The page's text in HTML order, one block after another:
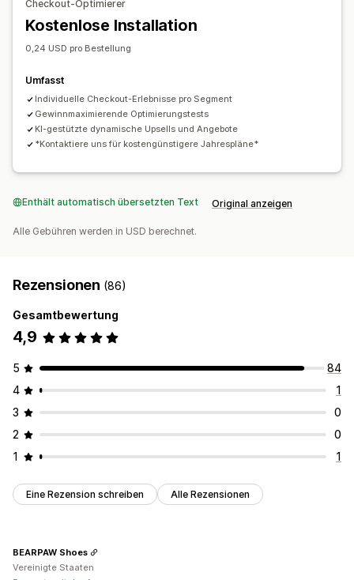
Analyse-Dashboard
Benchmarking
Benutzerdefinierte Berichte Datenexport
Historische Analyse
Berichtsplanung Benachrichtigungen
DSGVO-Compliance
Checkout-Optimierer
Kostenlose Installation
0,24 USD pro Bestellung
Umfasst
Individuelle Checkout-Erlebnisse pro Segment
Gewinnmaximierende Optimierungstests
KI-gestützte dynamische Upsells und Angebote
*Kontaktiere uns für kostengünstigere Jahrespläne*
Enthält automatisch übersetzten Text Original anzeigen
Alle Gebühren werden in USD berechnet.
Rezensionen (86)
Gesamtbewertung
4,9
5
84
4
1
3
0
2
0
1
1
Eine Rezension schreiben Alle Rezensionen
BEARPAW Shoes
Vereinigte Staaten